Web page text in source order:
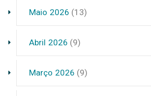
Maio 2026 (13)
Abril 2026 (9)
Março 2026 (9)